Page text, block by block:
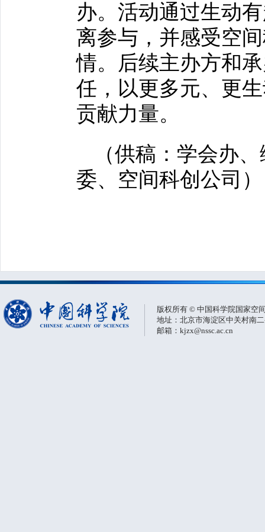
办。活动通过生动
离参与，并感受空
情。后续主办方和
任，以更多元、更
贡献力量。
（供稿：学会办
委、空间科创公司）
版权所有 © 中国科学院国家空
地址：北京市海淀区中关村南
邮箱：kjzx@nssc.ac.cn